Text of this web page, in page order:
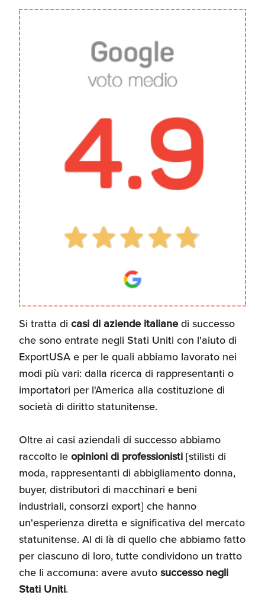
Gestione Risorse
Umane
Si tratta di casi di aziende italianedi successo
che sono entrate negli Stati Uniti con l'aiuto di
ExportUSA e per le quali abbiamo lavorato nei
modi più vari: dalla ricerca di rappresentanti o
importatori per l'America alla costituzione di
società di diritto statunitense.
Oltre ai casi aziendali di successo abbiamo
raccolto leopinioni di professionisti[stilisti di
moda, rappresentanti di abbigliamento donna,
buyer, distributori di macchinari e beni
industriali, consorzi export] che hanno
un'esperienza diretta e significativa del mercato
statunitense. Al di là di quello che abbiamo fatto
per ciascuno di loro, tutte condividono un tratto
che li accomuna: avere avutosuccesso negli
Stati Uniti.